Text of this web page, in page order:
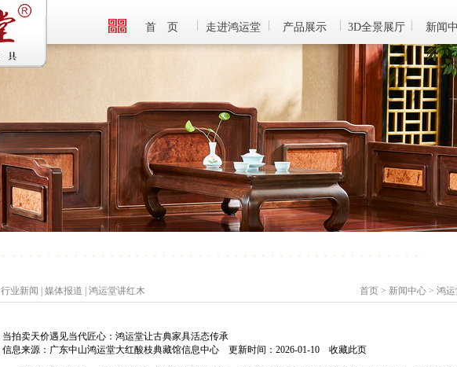
首 页 走进鸿运堂 产品展示 3D全景展厅 新闻
行业新闻 媒体报道 鸿运堂讲红木 首页 > 新闻中心 > 鸿
当拍卖天价遇见当代匠心：鸿运堂让古典家具活态传承
信息来源：广东中山鸿运堂大红酸枝典藏馆信息中心 更新时间：2026-01-10 收藏此页